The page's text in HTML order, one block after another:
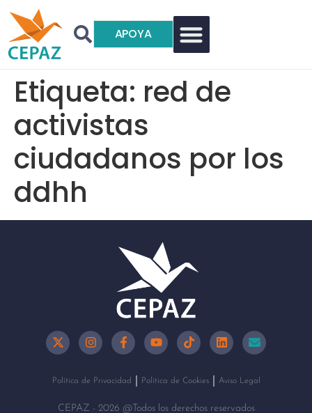
APOYA
Etiqueta: red de
activistas
ciudadanos por los
ddhh
Política de Privacidad Política de Cookies Aviso Legal
CEPAZ - 2026 @Todos los derechos reservados